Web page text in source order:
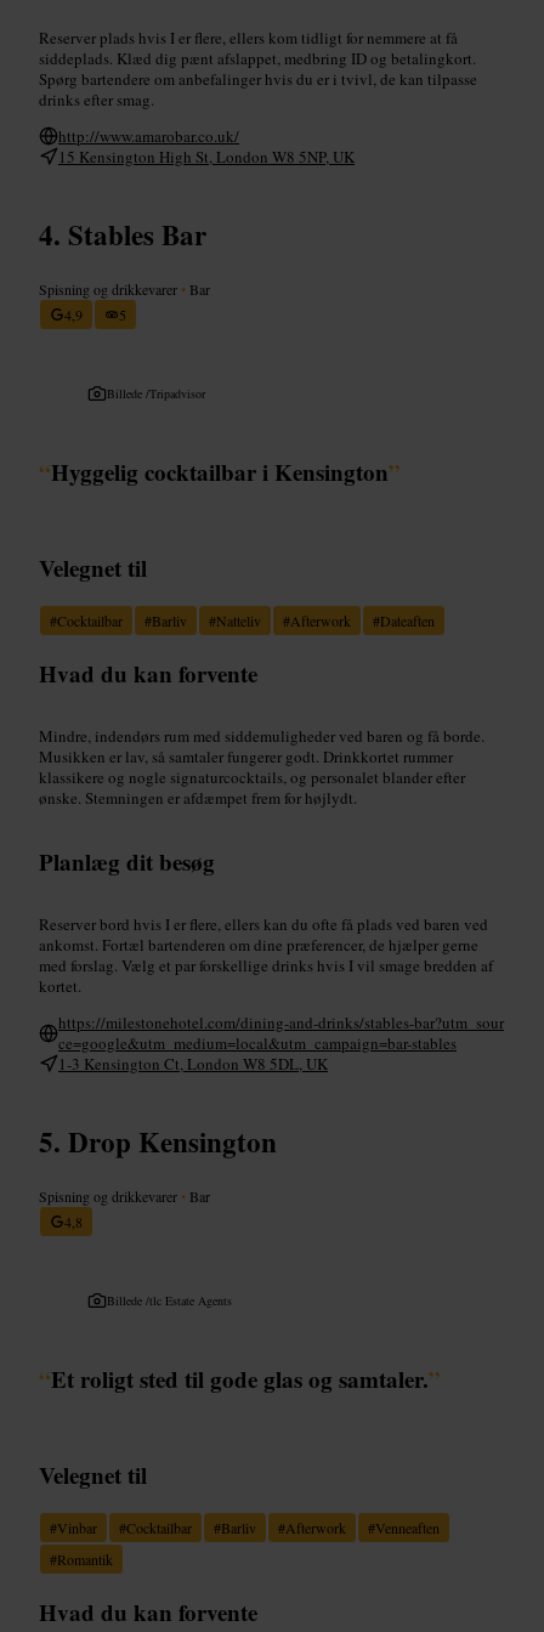
Reserver plads hvis I er flere, ellers kom tidligt for nemmere at få
siddeplads. Klæd dig pænt afslappet, medbring ID og betalingkort.
Spørg bartendere om anbefalinger hvis du er i tvivl, de kan tilpasse
drinks efter smag.
http://www.amarobar.co.uk/
15 Kensington High St, London W8 5NP, UK
Stables Bar
Spisning og drikkevarer • Bar
4,9
5
Billede /Tripadvisor
“Hyggelig cocktailbar i Kensington”
Velegnet til
#Cocktailbar #Barliv #Natteliv #Afterwork #Dateaften
Hvad du kan forvente
Mindre, indendørs rum med siddemuligheder ved baren og få borde.
Musikken er lav, så samtaler fungerer godt. Drinkkortet rummer
klassikere og nogle signaturcocktails, og personalet blander efter
ønske. Stemningen er afdæmpet frem for højlydt.
Planlæg dit besøg
Reserver bord hvis I er flere, ellers kan du ofte få plads ved baren ved
ankomst. Fortæl bartenderen om dine præferencer, de hjælper gerne
med forslag. Vælg et par forskellige drinks hvis I vil smage bredden af
kortet.
https://milestonehotel.com/dining-and-drinks/stables-bar?utm_sour
ce=google&utm_medium=local&utm_campaign=bar-stables
1-3 Kensington Ct, London W8 5DL, UK
Drop Kensington
Spisning og drikkevarer • Bar
4,8
Billede /tlc Estate Agents
“Et roligt sted til gode glas og samtaler.”
Velegnet til
#Vinbar #Cocktailbar #Barliv #Afterwork #Venneaften
#Romantik
Hvad du kan forvente